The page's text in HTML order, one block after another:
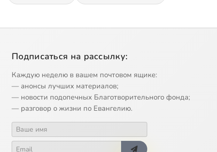
Подписаться на рассылку:
Каждую неделю в вашем почтовом ящике:
— анонсы лучших материалов;
— новости подопечных Благотворительного фонда;
— разговор о жизни по Евангелию.